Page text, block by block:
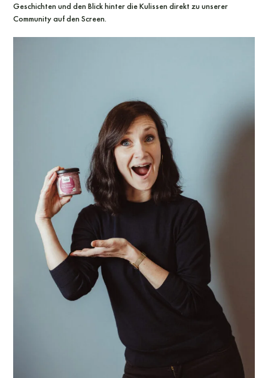
Geschichten und den Blick hinter die Kulissen direkt zu unserer
Community auf den Screen.